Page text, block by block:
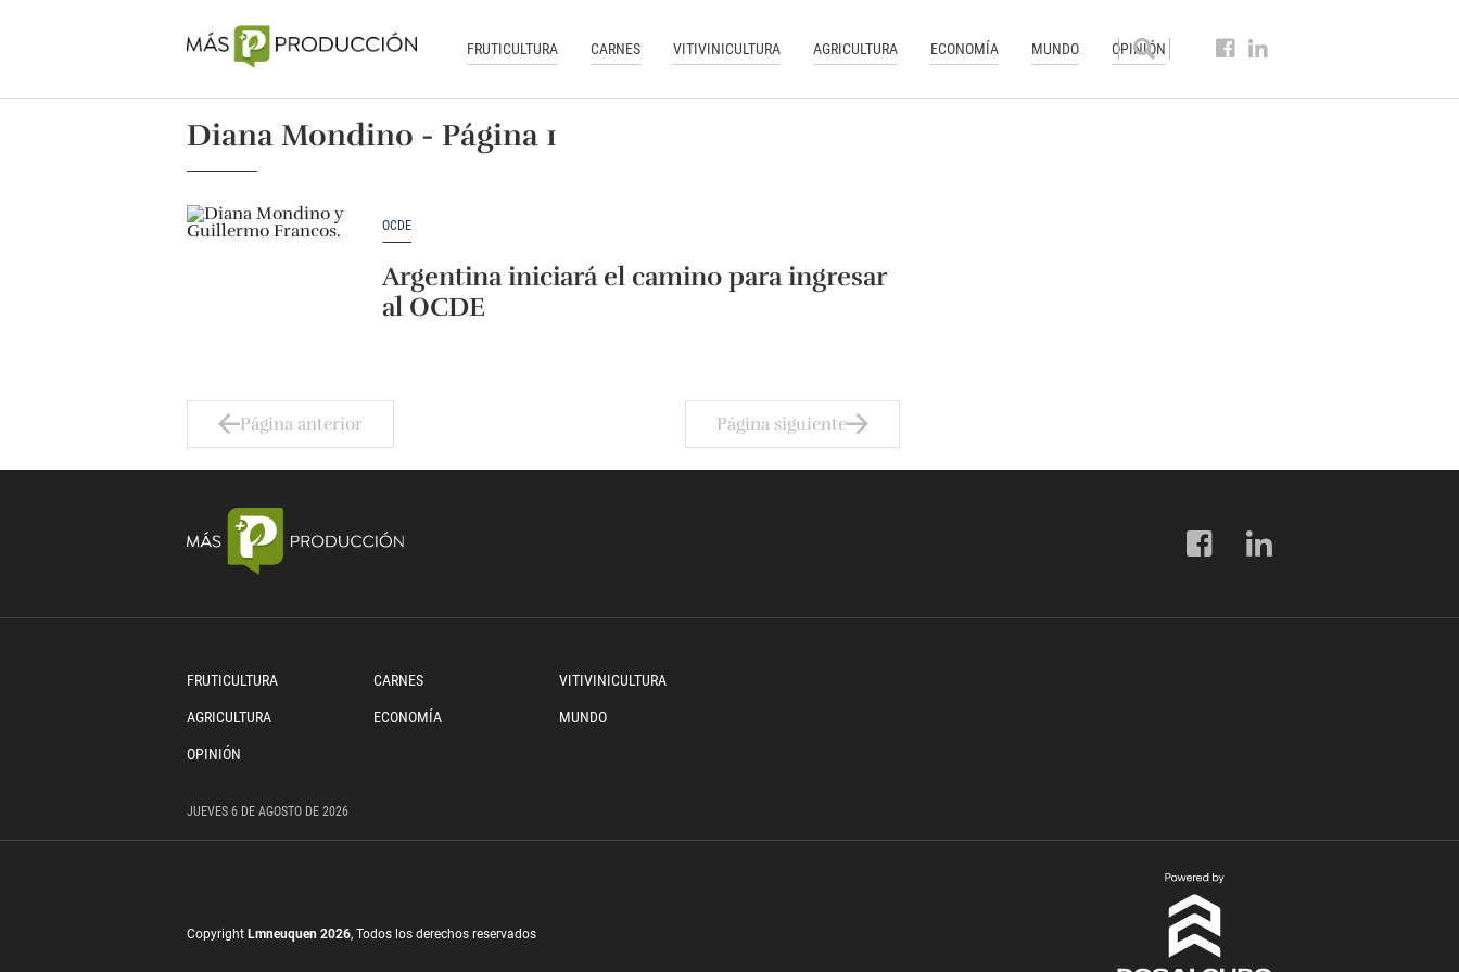
FRUTICULTURA CARNES VITIVINICULTURA AGRICULTURA ECONOMÍA MUNDO OPINIÓN
Diana Mondino - Página 1
OCDE
Argentina iniciará el camino para ingresar
al OCDE
Página anterior Página siguiente
FRUTICULTURA CARNES VITIVINICULTURA
AGRICULTURA ECONOMÍA MUNDO
OPINIÓN
JUEVES 6 DE AGOSTO DE 2026
Copyright Lmneuquen 2026, Todos los derechos reservados